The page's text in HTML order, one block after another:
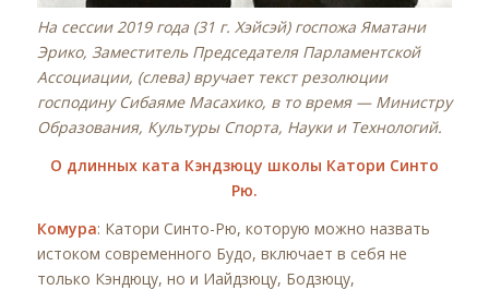
На сессии 2019 года (31 г. Хэйсэй) госпожа Яматани
Эрико, Заместитель Председателя Парламентской
Ассоциации, (слева) вручает текст резолюции
господину Сибаяме Масахико, в то время — Министру
Образования, Культуры Спорта, Науки и Технологий.
О длинных ката Кэндзюцу школы Катори Синто
Рю.
Комура: Катори Синто-Рю, которую можно назвать
истоком современного Будо, включает в себя не
только Кэндюцу, но и Иайдзюцу, Бодзюцу,